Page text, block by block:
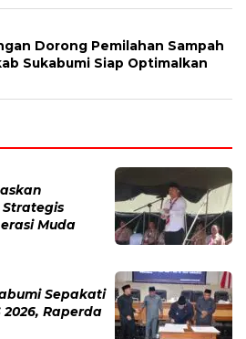
Dorong Pemilahan Sampah
Sukabumi Siap Optimalkan
Muda
Sepakati
2026, Raperda